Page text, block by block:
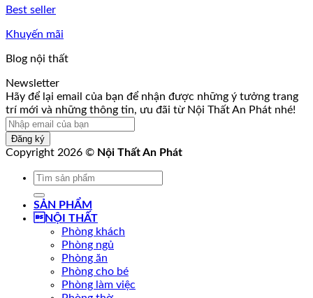
Best seller
Khuyến mãi
Blog nội thất
Newsletter
nhận
tin,
trí
Hãy để lại email của bạn để nhận được những ý tưởng trang
trí mới và những thông tin, ưu đãi từ Nội Thất An Phát nhé!
Đăng ký
Copyright 2026 © Nội Thất An Phát
Tìm
SẢN PHẨM
NỘI THẤT
Phòng khách
Phòng ngủ
Phòng ăn
Phòng cho bé
Phòng làm việc